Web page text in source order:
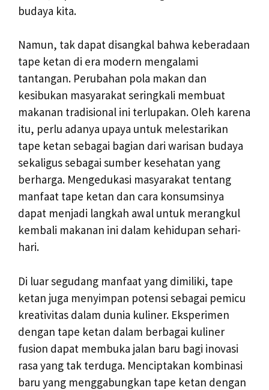
budaya kita.
Namun, tak dapat disangkal bahwa keberadaan
tape ketan di era modern mengalami
tantangan. Perubahan pola makan dan
kesibukan masyarakat seringkali membuat
makanan tradisional ini terlupakan. Oleh karena
itu, perlu adanya upaya untuk melestarikan
tape ketan sebagai bagian dari warisan budaya
sekaligus sebagai sumber kesehatan yang
berharga. Mengedukasi masyarakat tentang
manfaat tape ketan dan cara konsumsinya
dapat menjadi langkah awal untuk merangkul
kembali makanan ini dalam kehidupan sehari-
hari.
Di luar segudang manfaat yang dimiliki, tape
ketan juga menyimpan potensi sebagai pemicu
kreativitas dalam dunia kuliner. Eksperimen
dengan tape ketan dalam berbagai kuliner
fusion dapat membuka jalan baru bagi inovasi
rasa yang tak terduga. Menciptakan kombinasi
baru yang menggabungkan tape ketan dengan